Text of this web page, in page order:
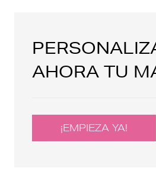
AHORA TU
¡EMPIEZA YA!